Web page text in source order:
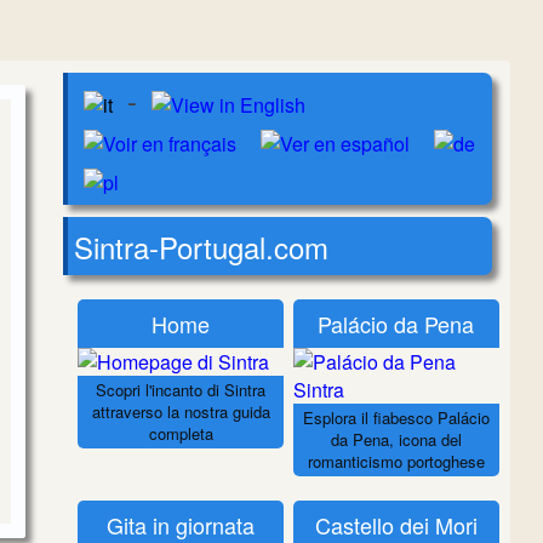
-
Sintra-Portugal.com
Home
Scopri l'incanto di Sintra
attraverso la nostra guida
completa
Palácio da Pena
Esplora il fiabesco Palácio
da Pena, icona del
romanticismo portoghese
Gita in giornata Castello dei Mori